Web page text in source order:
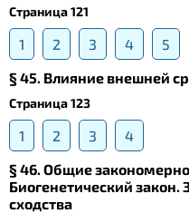
Страница 121
1 2 3 4
5
§ 45. Влияние внешней
Страница 123
1 2 3
4
§ 46. Общие
Биогенетический
сходства